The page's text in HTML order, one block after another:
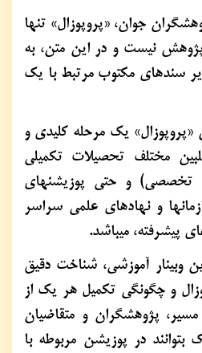
جوان، «پروپوزال» تنها
نیست و در این متن، به
سندهای مکتوب مرتبط با یک
«پروپوزال» یک مرحله کلیدی و
مختلف تحصیلات تکمیلی
تخصصی) و حتی پوزیشنهای
و نهادهای علمی سراسر
میباشد.
وبینار آموزشی، شناخت دقیق
و چگونگی تکمیل هر یک از
پژوهشگران و متقاضیان
بتوانند در پوزیشن مربوطه با